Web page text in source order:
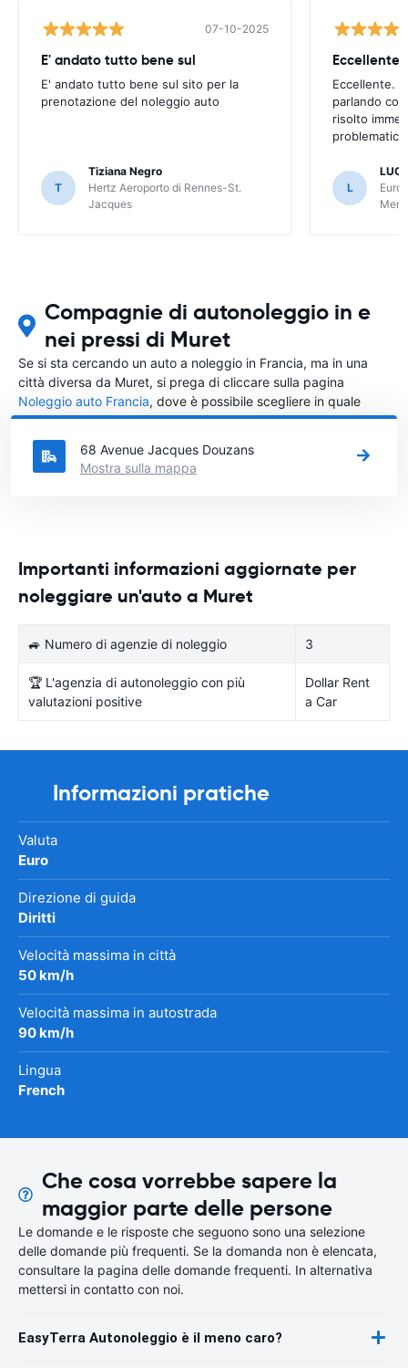
07-10-2025
E' andato tutto bene sul
E' andato tutto bene sul sito per la
prenotazione del noleggio auto
T
Tiziana Negro
Hertz Aeroporto di Rennes-St.
Jacques
Eccellente.
parlando
risolto
L
Compagnie di autonoleggio in e
nei pressi di Muret
Se si sta cercando un auto a noleggio in Francia, ma in una
città diversa da Muret, si prega di cliccare sulla pagina
Noleggio auto Francia, dove è possibile scegliere in quale
città in Francia si vuole noleggiare l'auto.
68 Avenue Jacques Douzans
Mostra sulla mappa
Importanti informazioni aggiornate per
noleggiare un'auto a Muret
🚙 Numero di agenzie di noleggio 3
🏆 L'agenzia di autonoleggio con più
valutazioni positive
Dollar Rent
a Car
Informazioni pratiche
Valuta
Euro
Direzione di guida
Diritti
Velocità massima in città
50 km/h
Velocità massima in autostrada
90 km/h
Lingua
French
Che cosa vorrebbe sapere la
maggior parte delle persone
Le domande e le risposte che seguono sono una selezione
delle domande più frequenti. Se la domanda non è elencata,
consultare la pagina delle domande frequenti. In alternativa
mettersi in contatto con noi.
EasyTerra Autonoleggio è il meno caro?